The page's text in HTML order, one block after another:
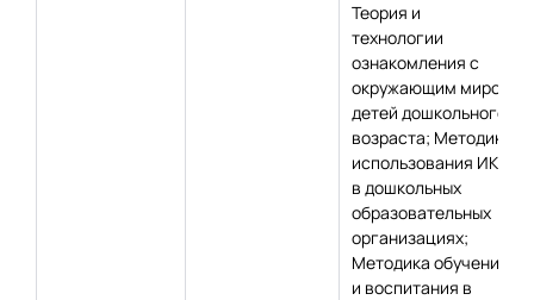
Теория и
технологии
ознакомления с
окружающим миром
детей дошкольного
возраста; Методика
использования ИКТ
в дошкольных
образовательных
организациях;
Методика обучения
и воспитания в